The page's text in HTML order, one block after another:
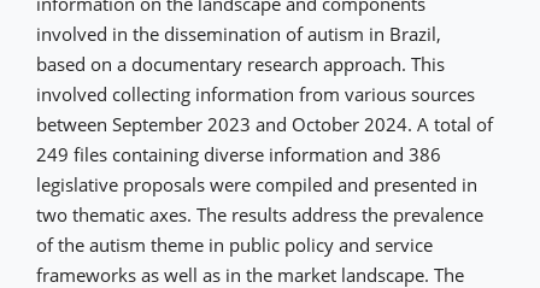
involved in the dissemination of autism in Brazil,
based on a documentary research approach. This
involved collecting information from various sources
between September 2023 and October 2024. A total of
249 files containing diverse information and 386
legislative proposals were compiled and presented in
two thematic axes. The results address the prevalence
of the autism theme in public policy and service
frameworks as well as in the market landscape. The